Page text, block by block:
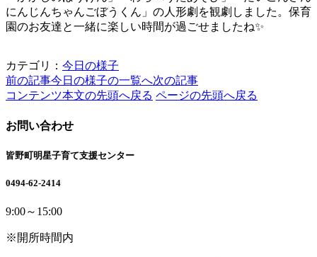
にんじんちゃんごぼうくん」の人形劇を観劇しました。保育
園のお友達と一緒に楽しい時間が過ごせましたね✨
カテゴリ： 今日の様子
前の記事今日の様子の一覧へ次の記事
コンテンツ本文の先頭へ戻る ページの先頭へ戻る
お問い合わせ
皆野町明星子育て支援センター
0494-62-2414
9:00～15:00
※開所時間内